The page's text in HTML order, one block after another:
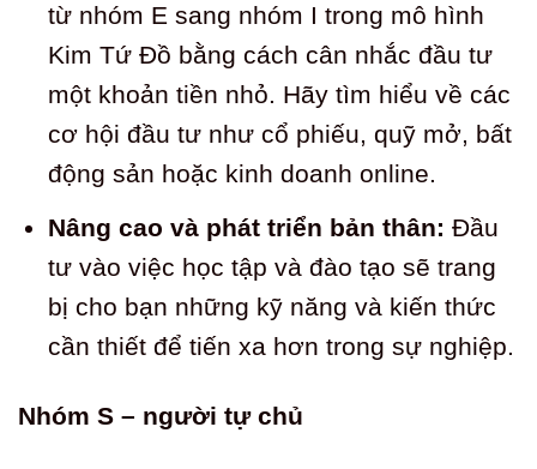
từ nhóm E sang nhóm I trong mô hình
Kim Tứ Đồ bằng cách cân nhắc đầu tư
một khoản tiền nhỏ. Hãy tìm hiểu về các
cơ hội đầu tư như cổ phiếu, quỹ mở, bất
động sản hoặc kinh doanh online.
Nâng cao và phát triển bản thân: Đầu
tư vào việc học tập và đào tạo sẽ trang
bị cho bạn những kỹ năng và kiến thức
cần thiết để tiến xa hơn trong sự nghiệp.
Nhóm S – người tự chủ